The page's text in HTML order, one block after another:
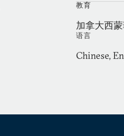
教育
加拿大西
语言
Chinese,